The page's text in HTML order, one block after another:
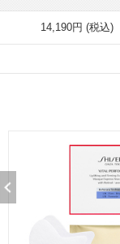
14,190円 (税込)